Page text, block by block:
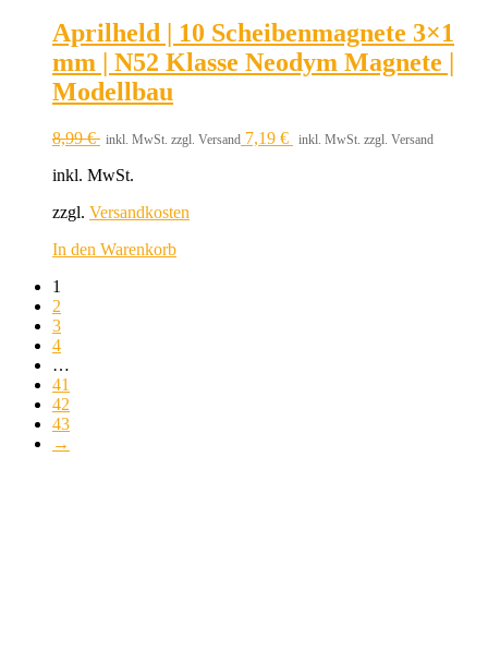
Aprilheld | 10 Scheibenmagnete 3×1
mm | N52 Klasse Neodym Magnete |
Modellbau
8,99€ inkl. MwSt. zzgl. Versand 7,19 € inkl. MwSt. zzgl. Versand
inkl. MwSt.
zzgl. Versandkosten
In den Warenkorb
1
2
3
4
…
41
42
43
→